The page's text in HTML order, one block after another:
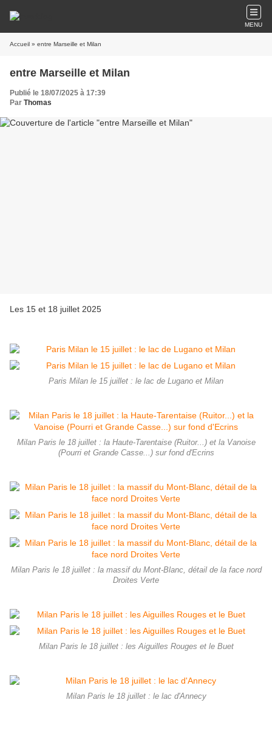
MENU
Accueil » entre Marseille et Milan
entre Marseille et Milan
Publié le 18/07/2025 à 17:39
Par Thomas
Les 15 et 18 juillet 2025
Paris Milan le 15 juillet : le lac de Lugano et Milan
Milan Paris le 18 juillet : la Haute-Tarentaise (Ruitor...) et la Vanoise
(Pourri et Grande Casse...) sur fond d'Ecrins
Milan Paris le 18 juillet : la massif du Mont-Blanc, détail de la face nord
Droites Verte
Milan Paris le 18 juillet : les Aiguilles Rouges et le Buet
Milan Paris le 18 juillet : le lac d'Annecy